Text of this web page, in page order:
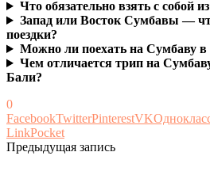
Что обязательно взять с собой
Запад или Восток Сумбавы —
поездки?
Можно ли поехать на Сумбаву в
Чем отличается трип на
Бали?
0
FacebookTwitterPinterestVK
LinkPocket
Предыдущая запись